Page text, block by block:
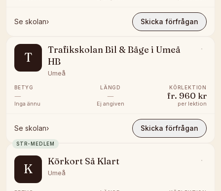
Se skolan› Skicka förfrågan
T
Trafikskolan Bil & Båge i Umeå
HB
Umeå
BETYG
—
Inga ännu
LÄNGD
—
Ej angiven
KÖRLEKTION
fr. 960 kr
per lektion
Se skolan› Skicka förfrågan
STR-MEDLEM
K
Körkort Så Klart
Umeå